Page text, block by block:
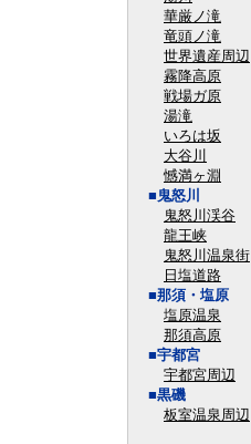
華厳ノ滝
竜頭ノ滝
世界遺産周辺
霧降高原
戦場ガ原
湯滝
いろは坂
大谷川
憾満ヶ淵
■鬼怒川
鬼怒川渓谷
龍王峡
鬼怒川温泉街
日塩道路
■那須・塩原
塩原温泉
那須高原
■宇都宮
宇都宮周辺
■黒磯
板室温泉周辺